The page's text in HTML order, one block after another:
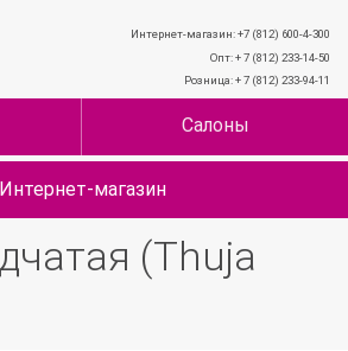
Интернет-магазин: +7 (812) 600-4-300
Опт: + 7 (812) 233-14-50
Розница: + 7 (812) 233-94-11
Салоны
Интернет-магазин
(Thuja